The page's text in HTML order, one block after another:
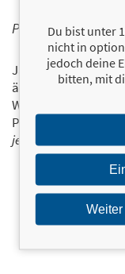
PERSONALISIERTE
Ja, ich will über
ähnliche Produkte
Wir halten Sie per
Programm der
jetzt ein!
Du bist unter
nicht in
jedoch deine
bitten, mit